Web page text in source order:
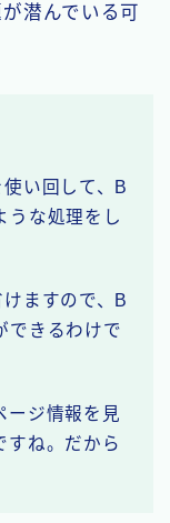
潜んでいる可
い回して、B
うな処理をし
ますので、B
できるわけで
ージ情報を見
すね。だから